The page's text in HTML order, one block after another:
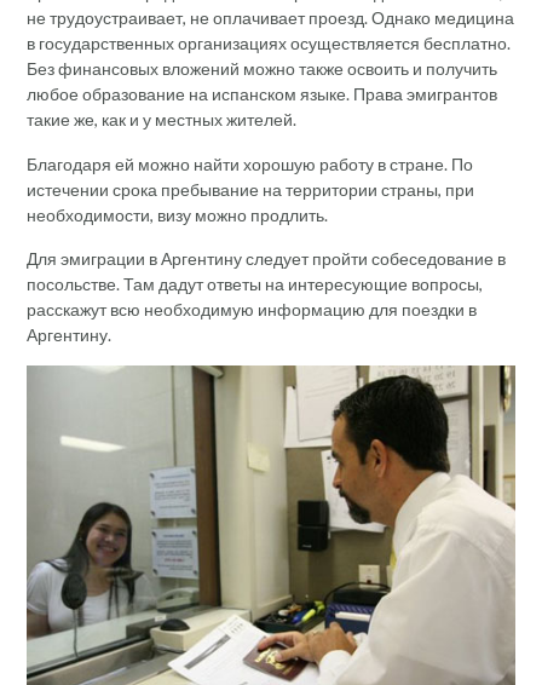
не трудоустраивает, не оплачивает проезд. Однако медицина
в государственных организациях осуществляется бесплатно.
Без финансовых вложений можно также освоить и получить
любое образование на испанском языке. Права эмигрантов
такие же, как и у местных жителей.
Благодаря ей можно найти хорошую работу в стране. По
истечении срока пребывание на территории страны, при
необходимости, визу можно продлить.
Для эмиграции в Аргентину следует пройти собеседование в
посольстве. Там дадут ответы на интересующие вопросы,
расскажут всю необходимую информацию для поездки в
Аргентину.